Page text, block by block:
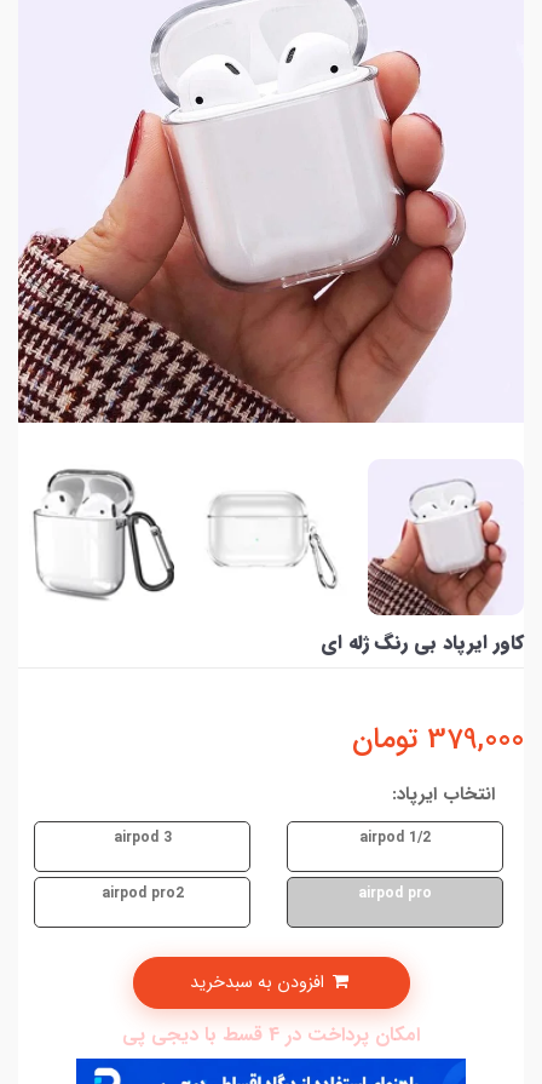
کاور ایرپاد بی رنگ ژله ای
379,000 تومان
انتخاب ایرپاد:
airpod 1/2
airpod 3
airpod pro
airpod pro2
امکان پرداخت در 4 قسط با دیجی پی